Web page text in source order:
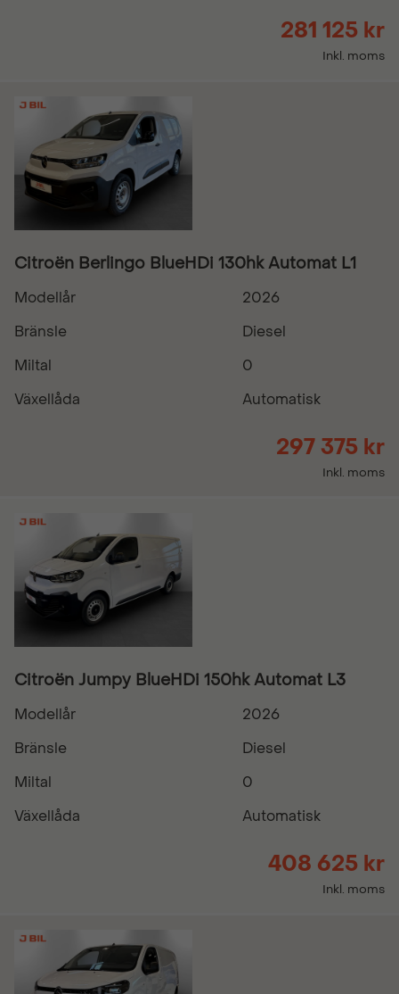
281 125 kr
Inkl. moms
Citroën Berlingo BlueHDi 130hk Automat L1
Modellår
2026
Bränsle
Diesel
Miltal
0
Växellåda
Automatisk
297 375 kr
Inkl. moms
Citroën Jumpy BlueHDi 150hk Automat L3
Modellår
2026
Bränsle
Diesel
Miltal
0
Växellåda
Automatisk
408 625 kr
Inkl. moms